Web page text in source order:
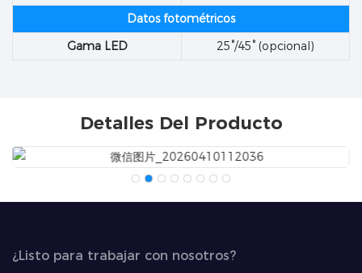
Datos fotométricos
Gama LED
25°/45° (opcional)
Detalles Del Producto
¿Listo para trabajar con nosotros?